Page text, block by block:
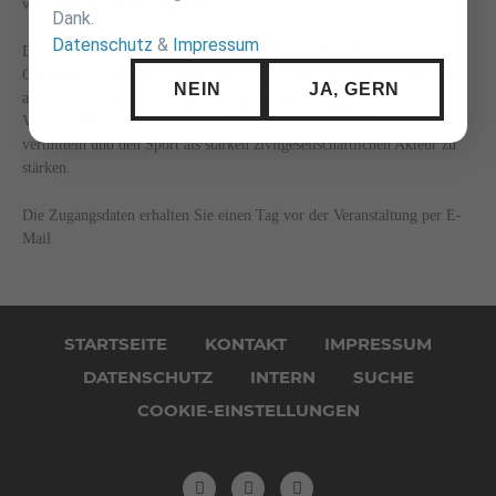
wie kann der Sport reagieren?
Der Referent Richard Gebhardt, Politischer Bildner und Autor des
Gutachtens, gibt einen kompakten Einblick in seine Analyse und steht
anschließend für Fragen und Austausch zur Verfügung. Ziel der
Veranstaltung ist es, Orientierung zu geben, Handlungsoptionen zu
vermitteln und den Sport als starken zivilgesellschaftlichen Akteur zu
stärken.
Die Zugangsdaten erhalten Sie einen Tag vor der Veranstaltung per E-
Mail.
überspringenSTARTSEITE KONTAKT
IMPRESSUM
DATENSCHUTZ
INTERN
SUCHE
COOKIE-EINSTELLUNGEN
Dank.
Datenschutz & Impressum
NEIN JA, GERN